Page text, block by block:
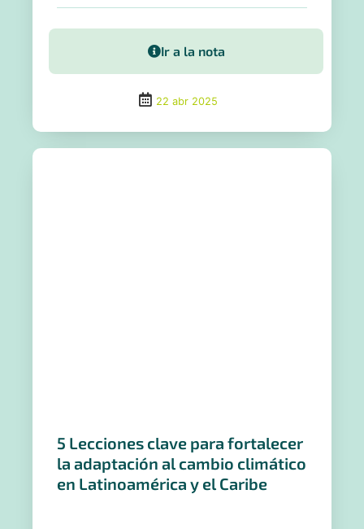
Ir a la nota
22 abr 2025
5 Lecciones clave para fortalecer
la adaptación al cambio climático
en Latinoamérica y el Caribe